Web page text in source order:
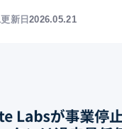
更新日2026.05.21